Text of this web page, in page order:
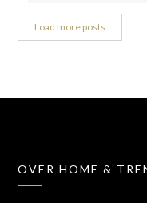
Load more posts
OVER HOME &